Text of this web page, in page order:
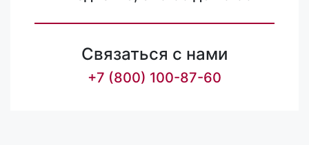
Связаться с нами
+7 (800) 100-87-60